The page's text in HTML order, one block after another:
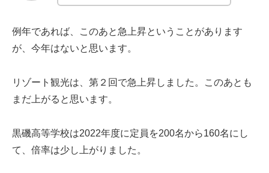
例年であれば、このあと急上昇ということがあります
が、今年はないと思います。
リゾート観光は、第２回で急上昇しました。このあとも
まだ上がると思います。
黒磯高等学校は2022年度に定員を200名から160名にし
て、倍率は少し上がりました。